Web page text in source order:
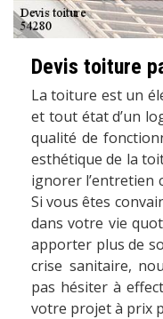
Devis toiture
La toiture est un
et tout état d’un
qualité de
esthétique de la
ignorer l’entretien
Si vous êtes
dans votre vie
apporter plus de
crise sanitaire,
pas hésiter à
votre projet à prix